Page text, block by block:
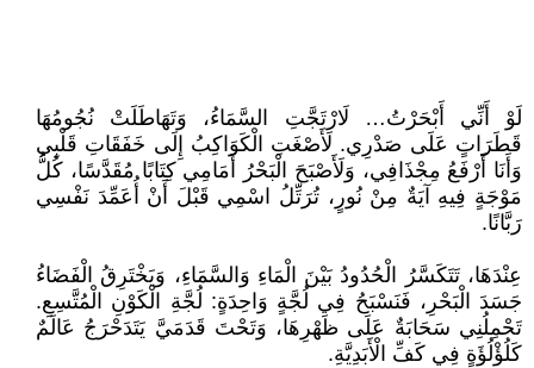
لَوْ أَنِّي أَبْحَرْتُ… لَارْتَجَّتِ السَّمَاءُ، وَتَهَاطَلَتْ نُجُومُهَا
قَطَرَاتٍ عَلَى صَدْرِي. لَأَصْغَتِ الْكَوَاكِبُ إِلَى خَفَقَاتِ قَلْبِي
وَأَنَا أَرْفَعُ مِجْذَافِي، وَلَأَصْبَحَ الْبَحْرُ أَمَامِي كِتَابًا مُقَدَّسًا، كُلُّ
مَوْجَةٍ فِيهِ آيَةٌ مِنْ نُورٍ، تُرَتِّلُ اسْمِي قَبْلَ أَنْ أُعَمِّدَ نَفْسِي
رَبَّانًا.
عِنْدَهَا، تَتَكَسَّرُ الْحُدُودُ بَيْنَ الْمَاءِ وَالسَّمَاءِ، وَيَخْتَرِقُ الْفَضَاءُ
جَسَدَ الْبَحْرِ، فَنَسْبَحُ فِي لُجَّةٍ وَاحِدَةٍ: لُجَّةِ الْكَوْنِ الْمُتَّسِعِ.
تَحْمِلُنِي سَحَابَةٌ عَلَى ظَهْرِهَا، وَتَحْتَ قَدَمَيَّ يَتَدَحْرَجُ عَالَمٌ
كَلُؤْلُؤَةٍ فِي كَفِّ الْأَبَدِيَّةِ.